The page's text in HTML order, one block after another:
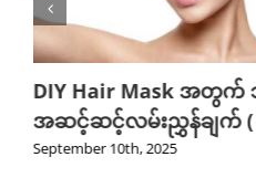
DIY Hair Mask အတွက်
အဆင့်ဆင့်လမ်းညွှန်ချက် (
September 10th, 2025